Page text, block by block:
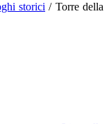
storici / Torre della